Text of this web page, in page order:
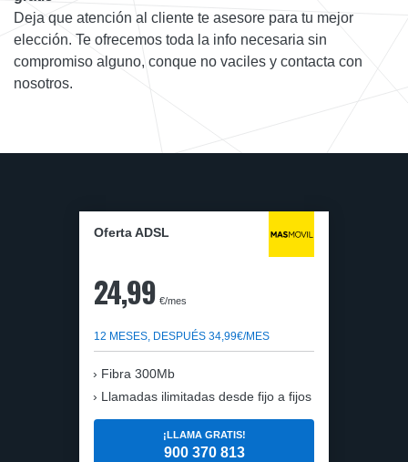
Deja que atención al cliente te asesore para tu mejor
elección. Te ofrecemos toda la info necesaria sin
compromiso alguno, conque no vaciles y contacta con
nosotros.
Oferta ADSL
24,99 €/mes
12 MESES, DESPUÉS 34,99€/MES
Fibra 300Mb
Llamadas ilimitadas desde fijo a fijos
¡LLAMA GRATIS!
900 370 813